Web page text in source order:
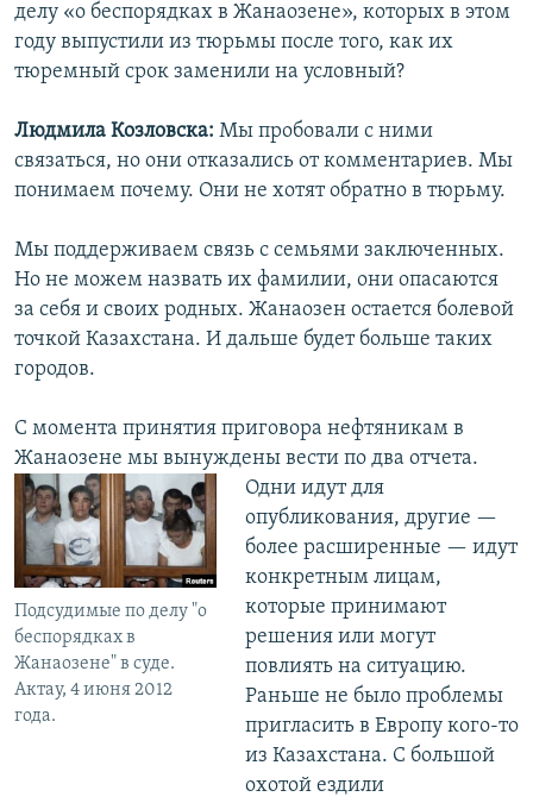
делу «о беспорядках в Жанаозене», которых в этом
году выпустили из тюрьмы после того, как их
тюремный срок заменили на условный?
Людмила Козловска: Мы пробовали с ними
связаться, но они отказались от комментариев. Мы
понимаем почему. Они не хотят обратно в тюрьму.
Мы поддерживаем связь с семьями заключенных.
Но не можем назвать их фамилии, они опасаются
за себя и своих родных. Жанаозен остается болевой
точкой Казахстана. И дальше будет больше таких
городов.
С момента принятия приговора нефтяникам в
Жанаозене мы вынуждены вести
Подсудимые по делу "о
беспорядках в
Жанаозене" в суде.
Актау, 4 июня 2012
года.
по два отчета.
Одни идут для
опубликования, другие —
более расширенные — идут
конкретным лицам,
которые принимают
решения или могут
повлиять на ситуацию.
Раньше не было проблемы
пригласить в Европу кого-то
из Казахстана. С большой
охотой ездили